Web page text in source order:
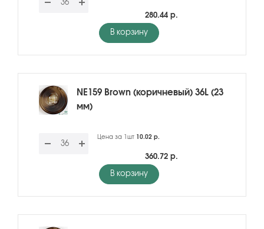
280.44 р.
В корзину
NE159 Brown (коричневый) 36L (23
мм)
Цена за 1шт 10.02 р.
360.72 р.
В корзину